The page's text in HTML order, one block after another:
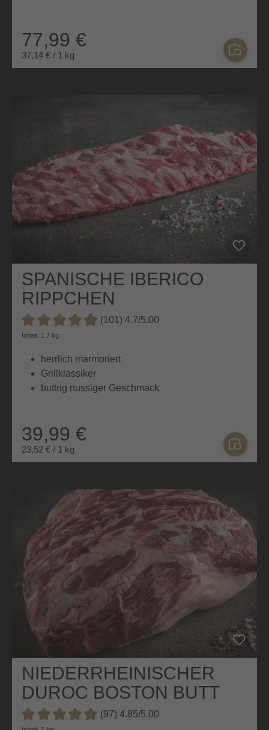
77,99 €
37,14 € / 1 kg
SPANISCHE IBERICO
RIPPCHEN
Durchschnittliche Bewertung von 4.7 von 5 Sternen
(101) 4.7/5.00
Inhalt: 1.7 kg
herrlich marmoriert
Grillklassiker
buttrig nussiger Geschmack
39,99 €
23,52 € / 1 kg
NIEDERRHEINISCHER
DUROC BOSTON BUTT
(97) 4.85/5.00